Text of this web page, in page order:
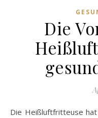
Die
Die Heißluftfritteuse hat in den letzten Jahren zunehmend